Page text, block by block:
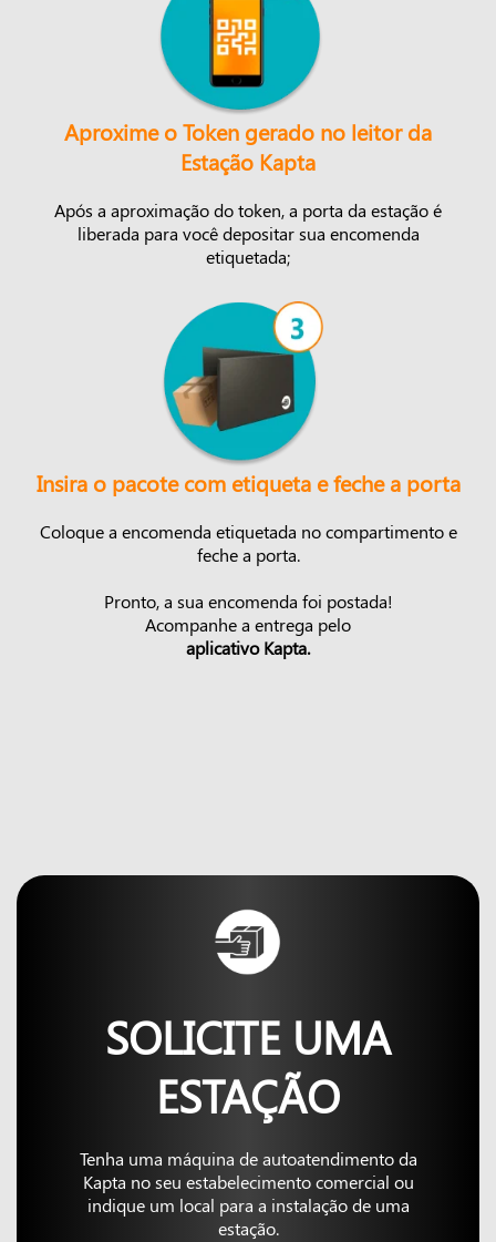
Aproxime o Token gerado no leitor da
Estação Kapta
Após a aproximação do token, a porta da estação é
liberada para você depositar sua encomenda
etiquetada;
Insira o pacote com etiqueta e feche a porta
Coloque a encomenda etiquetada no compartimento e
feche a porta.
Pronto, a sua encomenda foi postada!
Acompanhe a entrega pelo
aplicativo Kapta.
SOLICITE UMA
ESTAÇÃO
Tenha uma máquina de autoatendimento da
Kapta no seu estabelecimento comercial ou
indique um local para a instalação de uma
estação.